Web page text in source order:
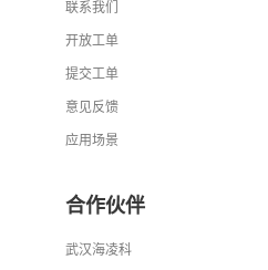
联系我们
开放工单
提交工单
意见反馈
应用场景
合作伙伴
武汉海凌科